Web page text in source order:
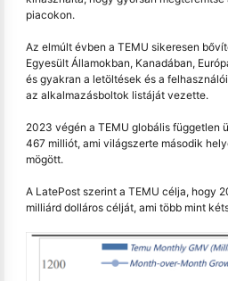
piacokon.
Az elmúlt évben a TEMU sikeresen
Egyesült Államokban, Kanadában,
és gyakran a letöltések és a
az alkalmazásboltok listáját vezette.
2023 végén a TEMU globális független
467 milliót, ami világszerte második
mögött.
A LatePost szerint a TEMU célja, hogy
milliárd dolláros célját, ami több mint